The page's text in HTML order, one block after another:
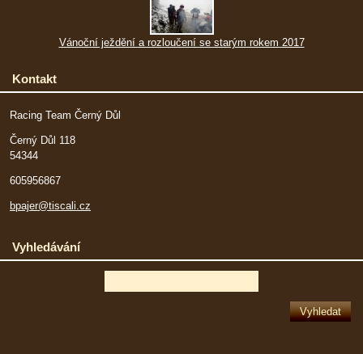
Vánoční ježdění a rozloučení se starým rokem 2017
Kontakt
Racing Team Černý Důl
Černý Důl 118
54344
605956867
bpajer@tiscali.cz
Vyhledávání